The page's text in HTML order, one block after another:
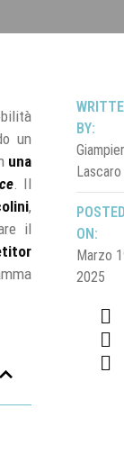
un
una
. Il
,
il
BY:
Lascaro
ON:
Marzo
2025